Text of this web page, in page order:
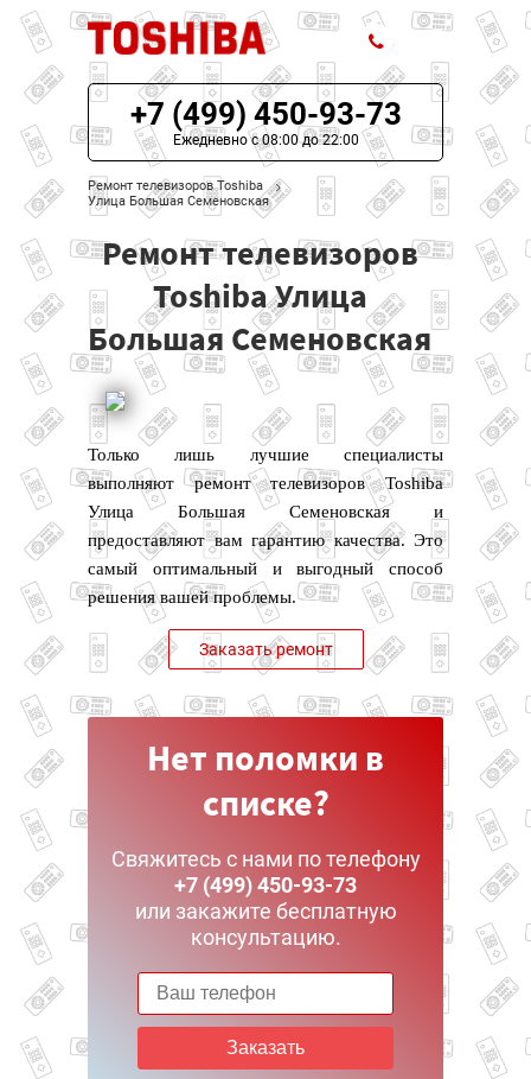
ЦЕНЫ НА РЕМОНТ
О СЕРВИСЕ
МОДЕЛИ TOSHIBA
НАШИ КОНТАКТЫ
+7 (499) 450-93-73
Ежедневно с 08:00 до 22:00
Ремонт телевизоров Toshiba
Улица Большая Семеновская
Ремонт телевизоров
Toshiba Улица
Большая Семеновская
Только лишь лучшие специалисты
выполняют ремонт телевизоров Toshiba
Улица Большая Семеновская и
предоставляют вам гарантию качества. Это
самый оптимальный и выгодный способ
решения вашей проблемы.
Заказать ремонт
Нет поломки в
списке?
Свяжитесь с нами по телефону
+7 (499) 450-93-73
или закажите бесплатную
консультацию.
Заказать